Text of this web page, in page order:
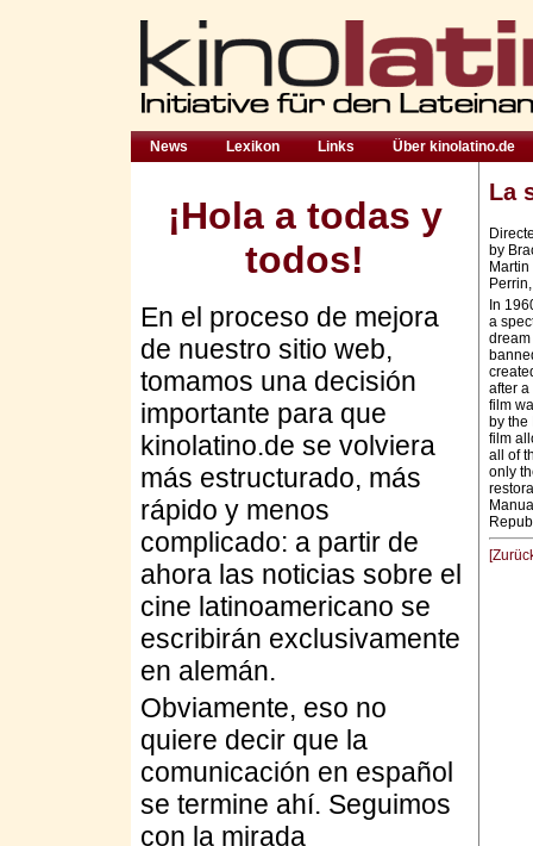
News Lexikon Links Über kinolatino.de
¡Hola a todas y
todos!
En el proceso de mejora
de nuestro sitio web,
tomamos una decisión
importante para que
kinolatino.de se volviera
más estructurado, más
rápido y menos
complicado: a partir de
ahora las noticias sobre el
cine latinoamericano se
escribirán exclusivamente
en alemán.
Obviamente, eso no
quiere decir que la
comunicación en español
se termine ahí. Seguimos
con la mirada
La
by
In
a
dream
after a
film
by the
film
all of
only